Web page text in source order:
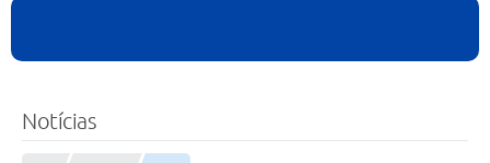
Notícias